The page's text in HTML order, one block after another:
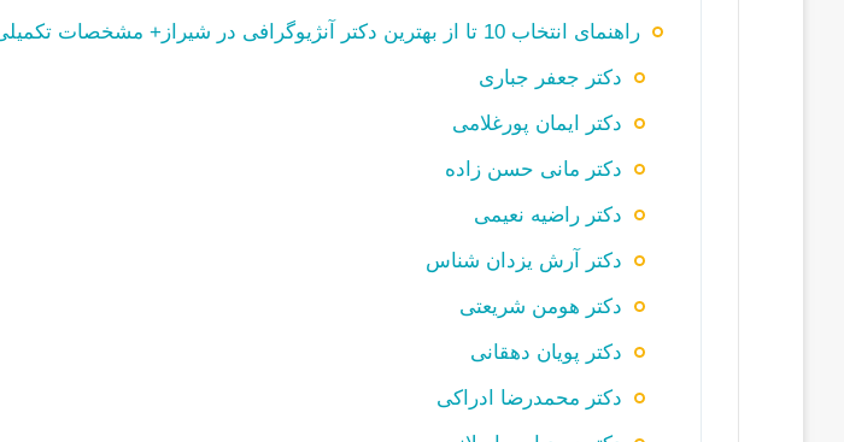
راهنمای انتخاب 10 تا از بهترین دکتر آنژیوگرافی در شیراز+ مشخصات تکمیلی
دکتر جعفر جباری
دکتر ایمان پورغلامی
دکتر مانی حسن زاده
دکتر راضیه نعیمی
دکتر آرش یزدان شناس
دکتر هومن شریعتی
دکتر پویان دهقانی
دکتر محمدرضا ادراکی